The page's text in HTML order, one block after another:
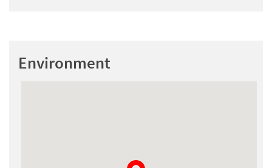
mooi weer en konden heerlijk onder de bomen uit de zon
in alle rust zitten. Hele goede bedden en ook ruimte voor
de lamp boven tafel gaf ook niet genoeg licht om bij
Environment